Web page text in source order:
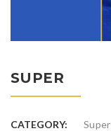
SUPER
CATEGORY: Super